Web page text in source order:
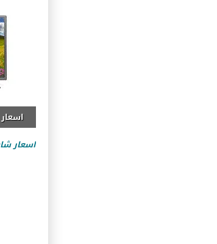
اسعار
اسعار شاشات